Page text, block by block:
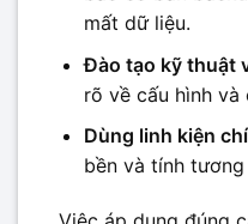
mất dữ liệu.
Đào tạo kỹ thuật
rõ về cấu hình
Dùng linh kiện
bền và tính